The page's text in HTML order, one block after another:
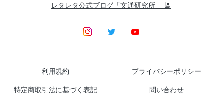
レタレタ公式ブログ「文通研究所」
利用規約 プライバシーポリシー
特定商取引法に基づく表記 問い合わせ